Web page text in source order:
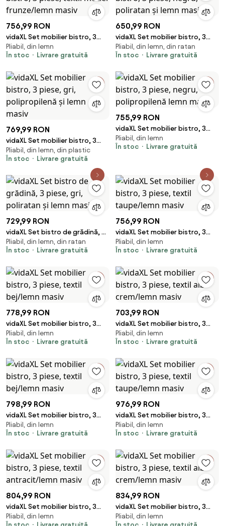
756,99 RON
vidaXL Set mobilier bistro, 3
piese, textil model frunze/lemn
masiv
Pliabil, din lemn
În stoc
Livrare gratuită
650,99 RON
vidaXL Set mobilier bistro, 3
piese, negru, poliratan și lemn
masiv
Pliabil, din lemn, din ratan
În stoc
Livrare gratuită
769,99 RON
vidaXL Set mobilier bistro, 3
piese, gri, polipropilenă și lemn
masiv
Pliabil, din lemn, din plastic
În stoc
Livrare gratuită
755,99 RON
vidaXL Set mobilier bistro, 3
piese, negru, polipropilenă
lemn masiv
Pliabil, din lemn
În stoc
Livrare gratuită
729,99 RON
vidaXL Set bistro de grădină, 3
piese, gri, poliratan și lemn
masiv
Pliabil, din lemn, din ratan
În stoc
Livrare gratuită
756,99 RON
vidaXL Set mobilier bistro, 3
piese, textil taupe/lemn masiv
Pliabil, din lemn
În stoc
Livrare gratuită
778,99 RON
vidaXL Set mobilier bistro, 3
piese, textil bej/lemn masiv
Pliabil, din lemn
În stoc
Livrare gratuită
703,99 RON
vidaXL Set mobilier bistro, 3
piese, textil alb crem/lemn
masiv
Pliabil, din lemn
În stoc
Livrare gratuită
798,99 RON
vidaXL Set mobilier bistro, 3
piese, textil bej/lemn masiv
Pliabil, din lemn
În stoc
Livrare gratuită
976,99 RON
vidaXL Set mobilier bistro, 3
piese, textil taupe/lemn masiv
Pliabil, din lemn
În stoc
Livrare gratuită
804,99 RON
vidaXL Set mobilier bistro, 3
piese, textil antracit/lemn
Pliabil, din lemn
834,99 RON
vidaXL Set mobilier bistro, 3
piese, textil alb crem/lemn
Pliabil, din lemn